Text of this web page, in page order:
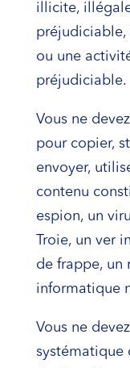
illicite,
préjudiciable,
ou une
préjudiciable.
Vous ne
pour copier,
envoyer,
contenu
espion, un
Troie, un ver
de frappe, un
informatique
Vous ne
systématique